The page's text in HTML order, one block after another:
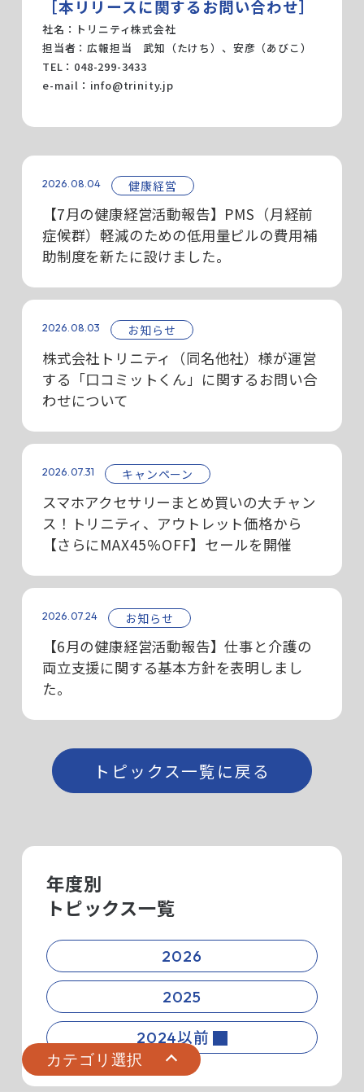
［本リリースに関するお問い合わせ］
社名：トリニティ株式会社
担当者：広報担当 武知（たけち）、安彦（あびこ）
TEL：048-299-3433
e-mail： info@trinity.jp
2026.08.04 健康経営
【7月の健康経営活動報告】PMS（月経前
症候群）軽減のための低用量ピルの費用補
助制度を新たに設けました。
2026.08.03 お知らせ
株式会社トリニティ（同名他社）様が運営
する「口コミットくん」に関するお問い合
わせについて
2026.07.31 キャンペーン
スマホアクセサリーまとめ買いの大チャン
ス！トリニティ、アウトレット価格から
【さらにMAX45%OFF】セールを開催
2026.07.24 お知らせ
【6月の健康経営活動報告】仕事と介護の
両立支援に関する基本方針を表明しまし
た。
トピックス一覧に戻る
すべて
新製品
キャンペーン
お知らせ
年度別
トピックス一覧
2026
2025
2024以前
カテゴリ選択